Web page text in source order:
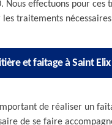
Nous effectuons pour
traitements
et faitage à Saint Elix
de réaliser un
de se faire